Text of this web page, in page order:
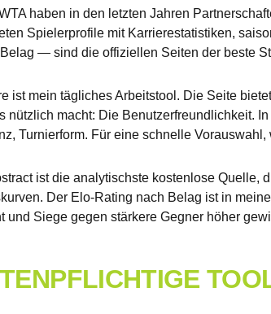
haben in den letzten Jahren
Spielerprofile mit Karrierestatistiken,
— sind die offiziellen Seiten der beste
ist mein tägliches Arbeitstool. Die Seite
nützlich macht: Die Benutzerfreundlichkeit.
Turnierform. Für eine schnelle
ist die analytischste kostenlose
Der Elo-Rating nach Belag ist in
und Siege gegen stärkere Gegner höher